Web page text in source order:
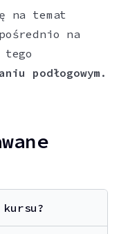
na temat
na
tego
podłogowym .